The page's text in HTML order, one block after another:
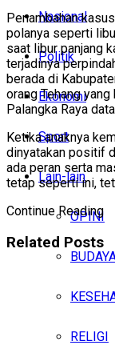
Nasional
Politik
Ekonomi
Sport
Lain-lain
OPINI
RELIGI
Penambahan
polanya seperti
saat libur panjang
terjadinya
berada di
orang Tehang
Palangka Raya
Ketika anaknya
dinyatakan positif
ada peran serta
tetap seperti ini,
Continue Reading
Related Posts